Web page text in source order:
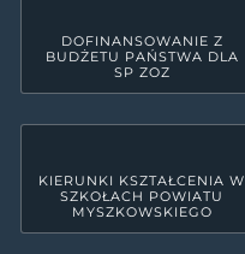
DOFINANSOWANIE Z
BUDŻETU PAŃSTWA DLA
SP ZOZ
KIERUNKI KSZTAŁCENIA W
SZKOŁACH POWIATU
MYSZKOWSKIEGO